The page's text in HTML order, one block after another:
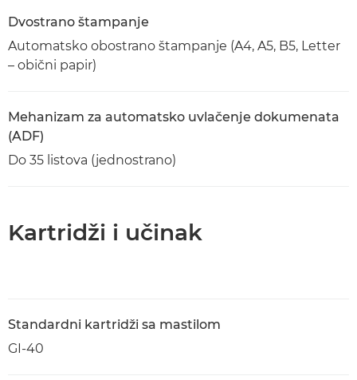
Dvostrano štampanje
Automatsko obostrano štampanje (A4, A5, B5, Letter
– obični papir)
Mehanizam za automatsko uvlačenje dokumenata
(ADF)
Do 35 listova (jednostrano)
Kartridži i učinak
Standardni kartridži sa mastilom
GI-40